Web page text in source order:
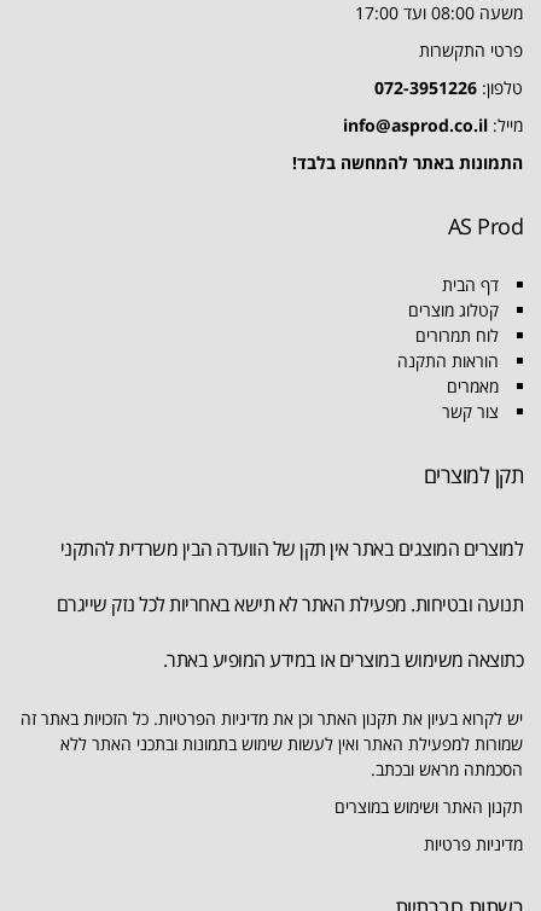
משעה 08:00 ועד 17:00
פרטי התקשרות
טלפון: 072-3951226
מייל: info@asprod.co.il
התמונות באתר להמחשה בלבד!
AS Prod
דף הבית
קטלוג מוצרים
לוח תמרורים
הוראות התקנה
מאמרים
צור קשר
תקן למוצרים
למוצרים המוצגים באתר אין תקן של הוועדה הבין משרדית להתקני
תנועה ובטיחות. מפעילת האתר לא תישא באחריות לכל נזק שייגרם
כתוצאה משימוש במוצרים או במידע המופיע באתר.
יש לקרוא בעיון את תקנון האתר וכן את מדיניות הפרטיות. כל הזכויות באתר זה
שמורות למפעילת האתר ואין לעשות שימוש בתמונות ובתכני האתר ללא
הסכמתה מראש ובכתב.
תקנון האתר ושימוש במוצרים
מדיניות פרטיות